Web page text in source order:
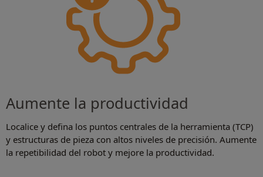
Aumente la productividad
Localice y defina los puntos centrales de la herramienta (TCP)
y estructuras de pieza con altos niveles de precisión. Aumente
la repetibilidad del robot y mejore la productividad.